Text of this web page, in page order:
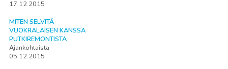
17.12.2015
MITEN SELVITÄ
VUOKRALAISEN KANSSA
PUTKIREMONTISTA
Ajankohtaista
05.12.2015